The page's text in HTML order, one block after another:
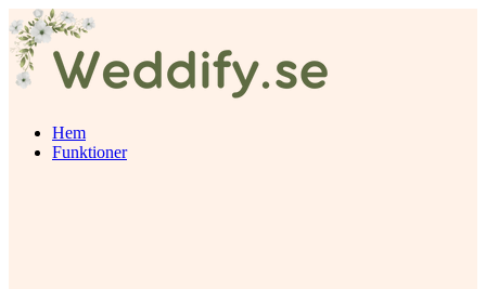
Hem
Funktioner